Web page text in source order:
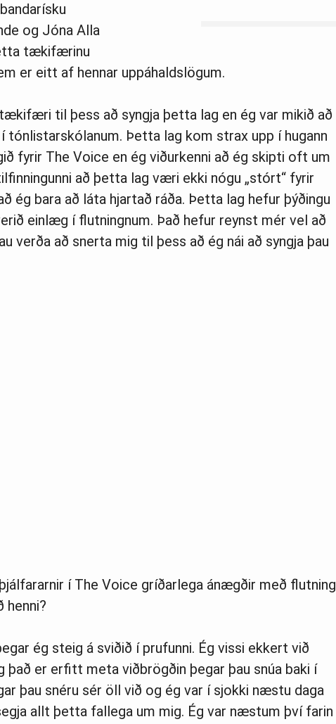
og Jóna Alla
tækifærinu
er eitt af hennar uppáhaldslögum.
til þess að syngja þetta lag en ég var mikið að
tónlistarskólanum. Þetta lag kom strax upp í hugann
fyrir The Voice en ég viðurkenni að ég skipti oft um
að þetta lag væri ekki nógu „stórt“ fyrir
ég bara að láta hjartað ráða. Þetta lag hefur þýðingu
einlæg í flutningnum. Það hefur reynst mér vel að
verða að snerta mig til þess að ég nái að syngja þau
í The Voice gríðarlega ánægðir með flutning
henni?
ég steig á sviðið í prufunni. Ég vissi ekkert við
það er erfitt meta viðbrögðin þegar þau snúa baki í
þau snéru sér öll við og ég var í sjokki næstu daga
allt þetta fallega um mig. Ég var næstum því farin